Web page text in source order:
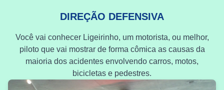
DIREÇÃO DEFENSIVA
Você vai conhecer Ligeirinho, um motorista, ou melhor,
piloto que vai mostrar de forma cômica as causas da
maioria dos acidentes envolvendo carros, motos,
bicicletas e pedestres.